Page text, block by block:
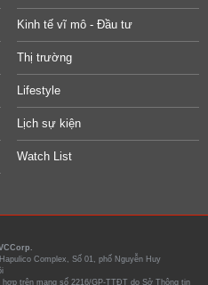
Kinh tế vĩ mô - Đầu tư
Thị trường
Lifestyle
Lịch sự kiện
Watch List
Complex, Số 01, phố Nguyễn Huy
trên mạng số 2216/GP-TTĐT do Sở Thông tin